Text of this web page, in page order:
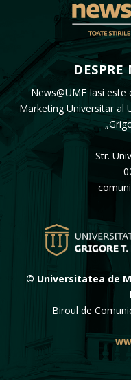
DESPRE
News@UMF Iasi
Marketing Universitar al
Str.
© Universitatea de
Biroul de